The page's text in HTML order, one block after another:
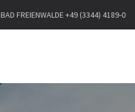
BAD FREIENWALDE +49 (3344) 4189-0